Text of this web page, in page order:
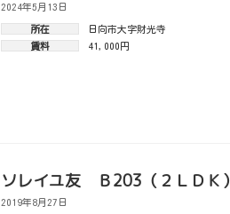
2024年5月13日
所在
日向市大字財光寺
賃料
41,000円
ソレイユ友 Ｂ203（２ＬＤＫ）
2019年8月27日